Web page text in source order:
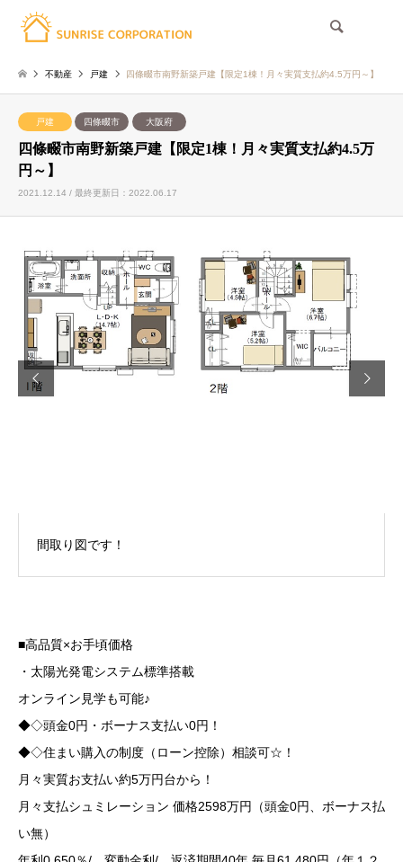
不動産 戸建 四條畷市南野新築戸建【限定1棟！月々実質支払約4.5万円～】
戸建 四條畷市 大阪府
四條畷市南野新築戸建【限定1棟！月々実質支払約4.5万
円～】
2021.12.14 / 最終更新日：2022.06.17
 
間取り図です！
■高品質×お手頃価格
・太陽光発電システム標準搭載
オンライン見学も可能♪
◆◇頭金0円・ボーナス支払い0円！
◆◇住まい購入の制度（ローン控除）相談可☆！
月々実質お支払い約5万円台から！
月々支払シュミレーション 価格2598万円（頭金0円、ボーナス払
い無）